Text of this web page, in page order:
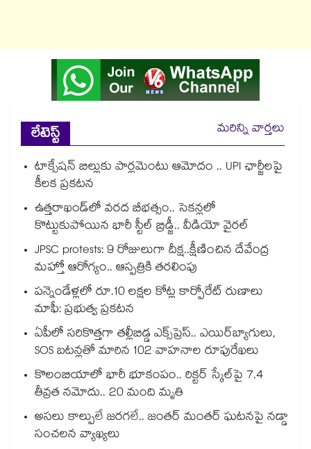
లేటెస్ట్
మరిన్ని వార్తలు
టాక్సేషన్ బిల్లుకు పార్లమెంటు ఆమోదం .. UPI ఛార్జీలపై
కీలక ప్రకటన
ఉత్తరాఖండ్⁭లో వరద బీభత్సం.. సెకన్లలో
కొట్టుకుపోయిన భారీ స్టీల్ బ్రిడ్జీ.. వీడియో వైరల్
JPSC protests: 9 రోజులుగా దీక్ష..క్షీణించిన దేవేంద్ర
మహ్తో ఆరోగ్యం.. ఆస్పత్రికి తరలింపు
పన్నెండేళ్లలో రూ.10 లక్షల కోట్ల కార్పోరేట్ రుణాలు
మాఫీ: ప్రభుత్వ ప్రకటన
ఏపీలో సరికొత్తగా తల్లీబిడ్డ ఎక్స్‌ప్రెస్.. ఎయిర్‌బ్యాగులు,
SOS బటన్లతో మారిన 102 వాహనాల రూపురేఖలు
కొలంబియాలో భారీ భూకంపం.. రిక్టర్ స్కేల్‎పై 7.4
తీవ్రత నమోదు.. 20 మంది మృతి
అసలు కాల్పులే జరగలే.. జంతర్ మంతర్ ఘటనపై నడ్డా
సంచలన వ్యాఖ్యలు